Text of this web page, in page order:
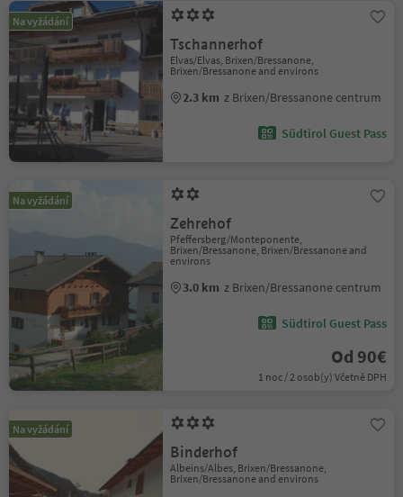
Na vyžádání
Tschannerhof
Elvas/Elvas, Brixen/Bressanone,
Brixen/Bressanone and environs
2.3 km z Brixen/Bressanone centrum
Südtirol Guest Pass
Na vyžádání
Zehrehof
Pfeffersberg/Monteponente,
Brixen/Bressanone, Brixen/Bressanone and
environs
3.0 km z Brixen/Bressanone centrum
Südtirol Guest Pass
Od 90€
1 noc / 2 osob(y) Včetně DPH
Na vyžádání
Binderhof
Albeins/Albes, Brixen/Bressanone,
Brixen/Bressanone and environs